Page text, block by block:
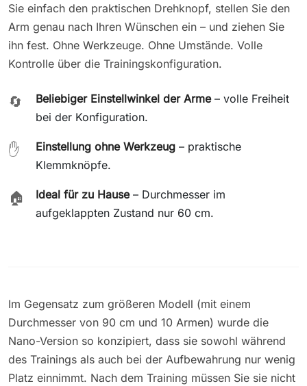
Sie einfach den praktischen Drehknopf, stellen Sie den
Arm genau nach Ihren Wünschen ein – und ziehen Sie
ihn fest. Ohne Werkzeuge. Ohne Umstände. Volle
Kontrolle über die Trainingskonfiguration.
🔄 Beliebiger Einstellwinkel der Arme– volle Freiheit
bei der Konfiguration.
✋ Einstellung ohne Werkzeug – praktische
Klemmknöpfe.
🏠 Ideal für zu Hause– Durchmesser im
aufgeklappten Zustand nur 60 cm.
Im Gegensatz zum größeren Modell (mit einem
Durchmesser von 90 cm und 10 Armen) wurde die
Nano-Version so konzipiert, dass sie sowohl während
des Trainings als auch bei der Aufbewahrung nur wenig
Platz einnimmt. Nach dem Training müssen Sie sie nicht